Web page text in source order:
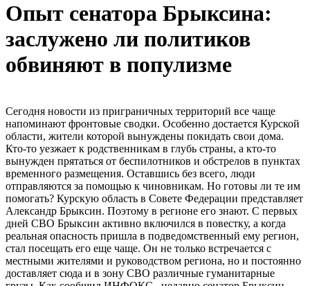
Опыт сенатора Брыксина:
заслужено ли политиков
обвиняют в популизме
Сегодня новости из приграничных территорий все чаще
напоминают фронтовые сводки. Особенно достается Курской
области, жители которой вынуждены покидать свои дома.
Кто-то уезжает к родственникам в глубь страны, а кто-то
вынужден прятаться от беспилотников и обстрелов в пунктах
временного размещения. Оставшись без всего, люди
отправляются за помощью к чиновникам. Но готовы ли те им
помогать? Курскую область в Совете Федерации представляет
Александр Брыксин. Поэтому в регионе его знают. С первых
дней СВО Брыксин активно включился в повестку, а когда
реальная опасность пришла в подведомственный ему регион,
стал посещать его еще чаще. Он не только встречается с
местными жителями и руководством региона, но и постоянно
доставляет сюда и в зону СВО различные гуманитарные